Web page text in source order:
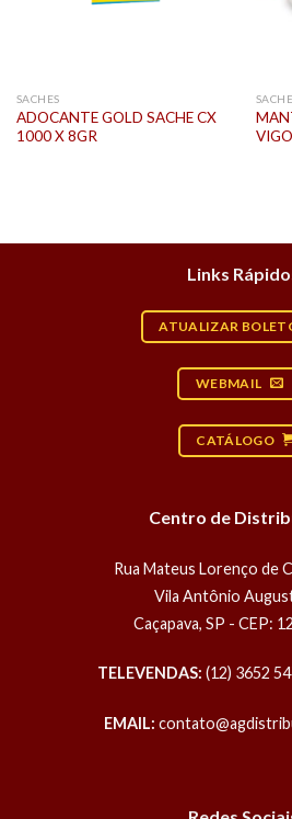
SACHES
ADOCANTE GOLD SACHE CX
1000 X 8GR
Links
ATUALIZAR
WEBMAIL
CATÁLOGO
Centro de
Rua Mateus Lorenço de
Vila Antônio
Caçapava, SP - CEP:
TELEVENDAS: (12) 3652
EMAIL: